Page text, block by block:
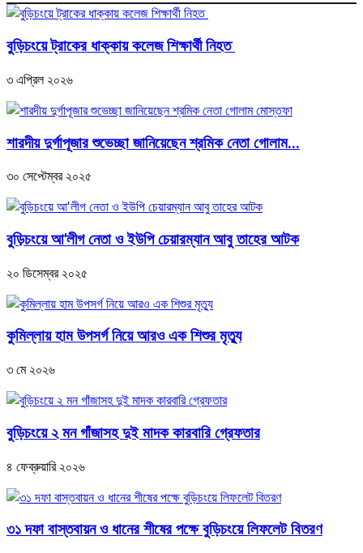
বুড়িচংয়ে ট্রাকের ধাক্কায় কলেজ শিক্ষার্থী নিহত
৩ এপ্রিল ২০২৬
শারদীয় দুর্গাপূজার শুভেচ্ছা জানিয়েছেন শ্রমিক নেতা গোলাম...
৩০ সেপ্টেম্বর ২০২৫
বুড়িচংয়ে আ'লীগ নেতা ও ইউপি চেয়ারম্যান আবু তাহের আটক
২০ ডিসেম্বর ২০২৫
কুমিল্লায় হাম উপসর্গ নিয়ে আরও এক শিশুর মৃত্যু
৩ মে ২০২৬
বুড়িচংয়ে ২ মন গাঁজাসহ দুই মাদক কারবারি গ্রেফতার
৪ ফেব্রুয়ারি ২০২৬
৩১ দফা বাস্তবায়ন ও ধানের শীষের পক্ষে বুড়িচংয়ে লিফলেট বিতরণ